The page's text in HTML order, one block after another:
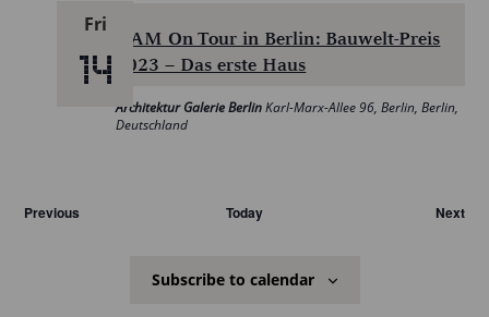
Fri
14
DAM On Tour in Berlin: Bauwelt-Preis
2023 – Das erste Haus
Architektur Galerie BerlinKarl-Marx-Allee 96, Berlin, Berlin,
Deutschland
Previous Today Next
Subscribe to calendar